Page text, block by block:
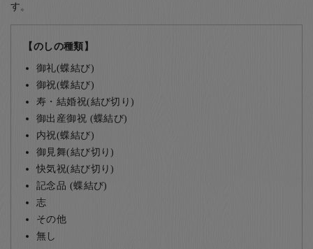
す。
【のしの種類】
御礼(蝶結び)
御祝(蝶結び)
寿・結婚祝(結び切り)
御出産御祝 (蝶結び)
内祝(蝶結び)
御見舞(結び切り)
快気祝(結び切り)
記念品 (蝶結び)
志
その他
無し